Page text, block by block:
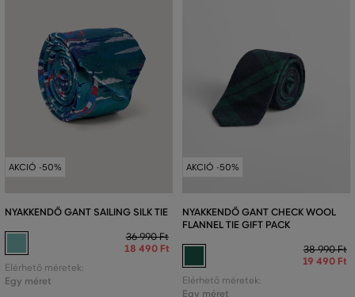
AKCIÓ -50%
NYAKKENDŐ GANT SAILING SILK TIE
36 990 Ft
18 490 Ft
Elérhető méretek:
Egy méret
AKCIÓ -50%
NYAKKENDŐ GANT CHECK WOOL
FLANNEL TIE GIFT PACK
38 990 Ft
19 490 Ft
Elérhető méretek:
Egy méret